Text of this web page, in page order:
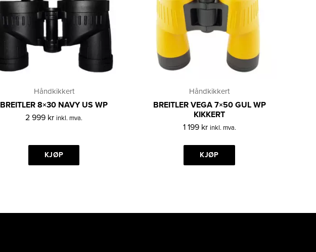
Håndkikkert
BREITLER 8×30 NAVY US WP
2 999 kr inkl. mva.
KJØP
Håndkikkert
BREITLER VEGA 7×50 GUL WP
KIKKERT
1 199 kr inkl. mva.
KJØP